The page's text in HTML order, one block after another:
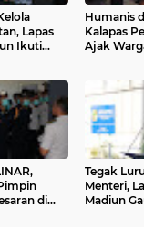
Lapas
Ikuti
Humanis
Kalapas
Ajak
di
Tegak
Menteri,
Madiun